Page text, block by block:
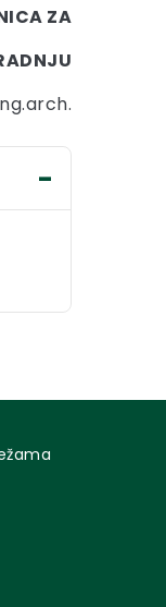
ZA